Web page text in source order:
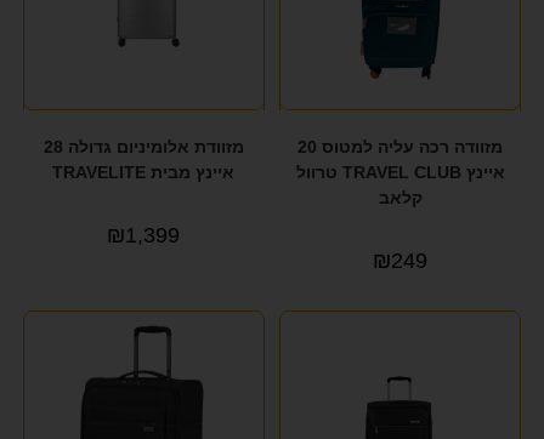
מזוודה רכה עליה למטוס 20
איינץ TRAVEL CLUB טרוול
קלאב
₪249
מזוודת אלומיניום גדולה 28
איינץ מבית TRAVELITE
₪1,399